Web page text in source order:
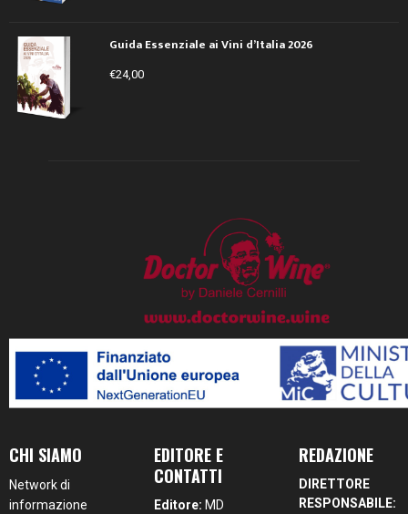
Guida Essenziale ai Vini d’Italia 2026
€24,00
CHI SIAMO
Network di
informazione
EDITORE E
CONTATTI
Editore: MD
REDAZIONE
DIRETTORE
RESPONSABILE: